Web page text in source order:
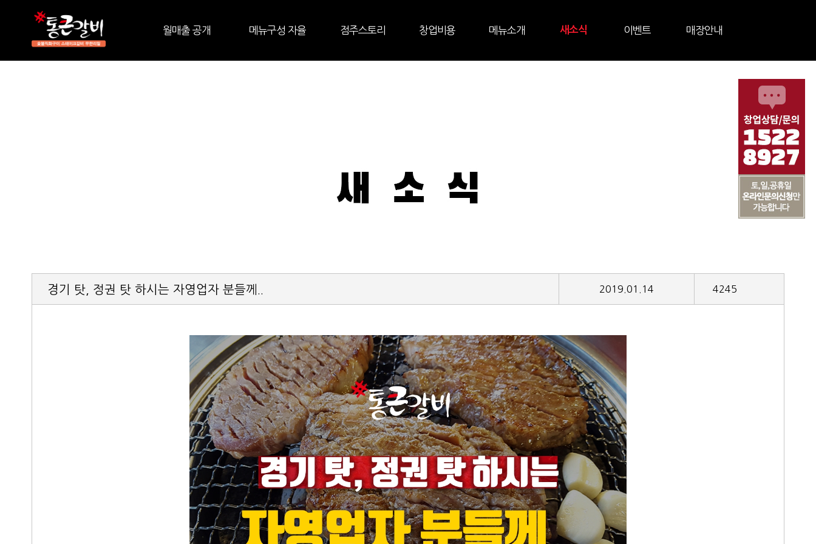
월매출 공개 메뉴구성 자율 점주스토리 창업비용 메뉴소개 새소식 이벤트 매장안내
경기 탓, 정권 탓 하시는 자영업자 분들께.. 2019.01.14 4245